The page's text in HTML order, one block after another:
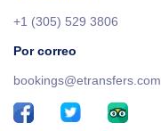
+1 (305) 529 3806
Por correo
bookings@etransfers.com